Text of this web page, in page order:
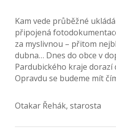
Kam vede průběžné
připojená
za myslivnou – přitom
dubna… Dnes do obce v
Pardubického kraje dorazí
Opravdu se budeme mít
Otakar Řehák, starosta